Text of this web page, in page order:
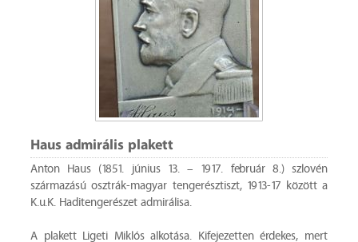
Haus admirális plakett
Anton Haus (1851. június 13. – 1917. február 8.) szlovén
származású osztrák-magyar tengerésztiszt, 1913-17 között a
K.u.K. Haditengerészet admirálisa.
A plakett Ligeti Miklós alkotása. Kifejezetten érdekes, mert